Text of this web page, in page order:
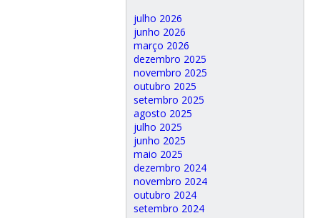
julho 2026
junho 2026
março 2026
dezembro 2025
novembro 2025
outubro 2025
setembro 2025
agosto 2025
julho 2025
junho 2025
maio 2025
dezembro 2024
novembro 2024
outubro 2024
setembro 2024